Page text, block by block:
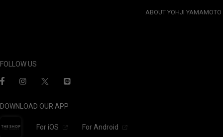
ABOUT YOHJI YAMAMOTO
FOLLOW US
DOWNLOAD OUR APP
For iOS For Android